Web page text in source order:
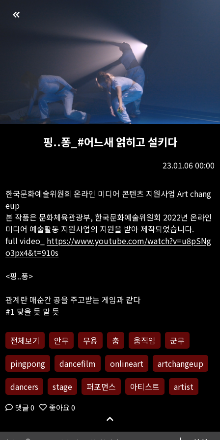
핑..퐁_#어느새 얽히고 설키다
23.01.06 00:00
한국문화예술위원회 온라인 미디어 콘텐츠 지원사업 Art chang
eup
본 작품은 문화체육관광부, 한국문화예술위원회 2022년 온라인
미디어 예술활동 지원사업의 지원을 받아 제작되었습니다.
full video_ https://www.youtube.com/watch?v=u8pSNg
o3px4&t=910s
<핑..퐁>
관계란 매순간 공을 주고받는 게임과 같다
#1 닿을 듯 말 듯
게임의 룰, 사람과 사람 사이의 선 넘기
#2 서로 들락 날락
어느새 깊이 스며들어
#3 상처주고 상처받고
우리는 하나가 될 수 있을까?
전체보기 안무 무용 춤 움직임
군무
pingpong
dancefilm onlineart
artchangeup
dancers
stage 퍼포먼스 아티스트 artist
댓글 0 좋아요 0